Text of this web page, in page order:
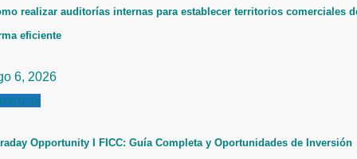
realizar auditorías internas para establecer territorios comerciales
eficiente
6, 2026
Opportunity I FICC: Guía Completa y Oportunidades de Inversión